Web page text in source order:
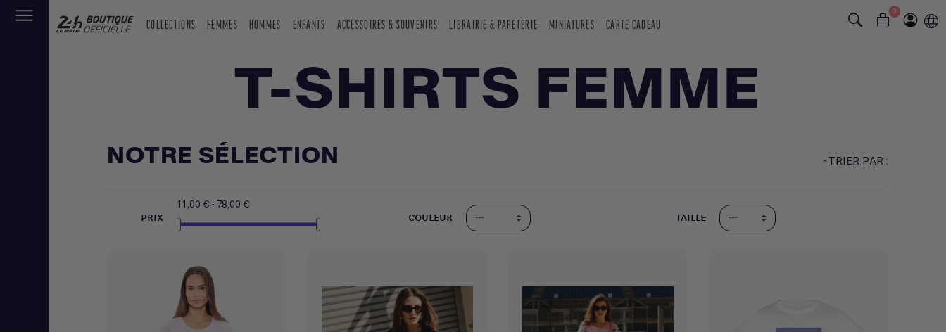
COLLECTIONS FEMMES HOMMES ENFANTS ACCESSOIRES & SOUVENIRS LIBRAIRIE & PAPETERIE MINIATURES CARTE CADEAU
0
T-SHIRTS FEMME
NOTRE SÉLECTION TRIER PAR :
PRIX
11,00 € - 78,00 €
COULEUR
TAILLE